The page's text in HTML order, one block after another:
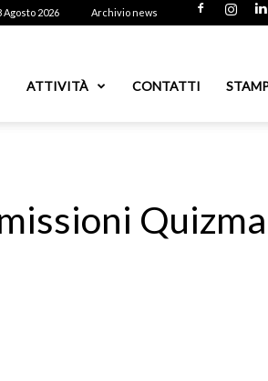
Agosto 2026 Archivio news
ATTIVITÀ CONTATTI